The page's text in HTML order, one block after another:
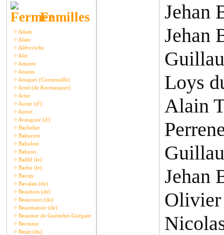
Familles
¤ Adam
¤ Alain
¤ Aldroviche
¤ Alet
¤ Amezre
¤ Anseau
¤ Ansquer (Cornouaille)
¤ Arrel (de Kermarquer)
¤ Artur
¤ Auray (d')
¤ Autret
¤ Avaugour (d')
¤ Bachelier
¤ Bahuezre
¤ Bahulost
¤ Bahuno
¤ Baillif (le)
¤ Barbu (le)
¤ Barray
¤ Bavalan (de)
¤ Beaubois (de)
¤ Beaucours (de)
¤ Beaumanoir (de)
¤ Beaumer de Guéméné-Guégant
¤ Becmeur
¤ Beisit (du)
Jehan
Jehan
Loys
Alain
Jehan